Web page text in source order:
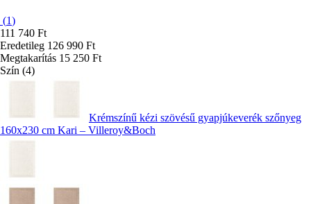
(1)
111 740 Ft
Eredetileg 126 990 Ft
Megtakarítás 15 250 Ft
Szín (4)
Krémszínű kézi szövésű gyapjúkeverék szőnyeg
160x230 cm Kari – Villeroy&Boch